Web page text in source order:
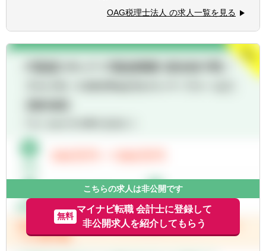
【歓迎経験・スキル】
【求める人物像】
■積極的にお客様を理解し、常に状況を改善
■同社は、非営利法人（公益法人、学校法
人、社会福祉法人等）を多く取り扱う担当者
がチームを構成し、ノウハウを集中すること
によって非営利法人の顧客に対して高い水準
人の設立・活用が検討されるケースも多く、
一般企業に対する経験を活かして、新しい分
野に挑戦する方の応募をお待ちしています。
■一般の事業会社顧問業務と非営利法人の顧
問業務についてはご担当頂く顧問先の規模に
OAG税理士法人 の求人一覧を見る
こちらの求人は非公開です
無料
マイナビ転職 会計士に登録して
非公開求人を紹介してもらう